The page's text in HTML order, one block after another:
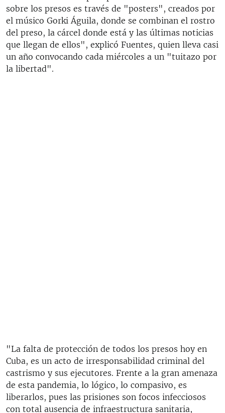
sobre los presos es través de "posters", creados por
el músico Gorki Águila, donde se combinan el rostro
del preso, la cárcel donde está y las últimas noticias
que llegan de ellos", explicó Fuentes, quien lleva casi
un año convocando cada miércoles a un "tuitazo por
la libertad".
"La falta de protección de todos los presos hoy en
Cuba, es un acto de irresponsabilidad criminal del
castrismo y sus ejecutores. Frente a la gran amenaza
de esta pandemia, lo lógico, lo compasivo, es
liberarlos, pues las prisiones son focos infecciosos
con total ausencia de infraestructura sanitaria,